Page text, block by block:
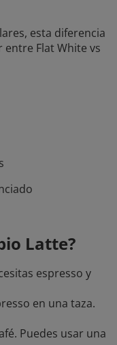
esta diferencia
Flat White vs
Latte?
espresso y
en una taza.
Puedes usar una